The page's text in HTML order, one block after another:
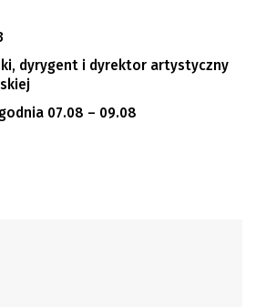
dyrygent i dyrektor artystyczny
07.08 – 09.08